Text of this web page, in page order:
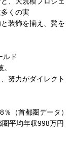
くの実
装飾を揃え、贅を
ルド
努力がダイレクト
（首都圏データ）
平均年収998万円